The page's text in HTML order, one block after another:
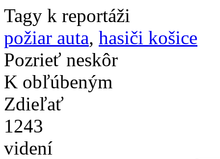
Tagy k reportáži
požiar auta, hasiči košice
Pozrieť neskôr
K obľúbeným
Zdieľať
1243
videní